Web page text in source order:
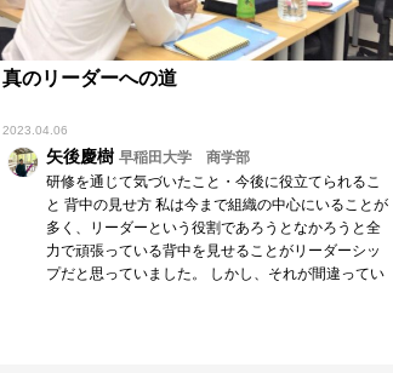
真のリーダーへの道
2023.04.06
矢後慶樹早稲田大学 商学部
研修を通じて気づいたこと・今後に役立てられるこ
と 背中の見せ方 私は今まで組織の中心にいることが
多く、リーダーという役割であろうとなかろうと全
力で頑張っている背中を見せることがリーダーシッ
プだと思っていました。 しかし、それが間違ってい